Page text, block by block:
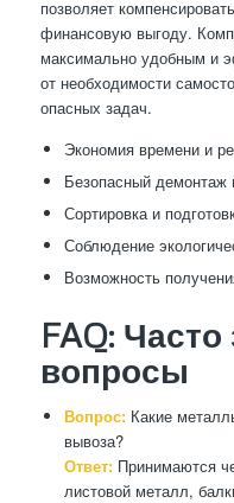
позволяет
финансовую выгоду.
максимально удобным и
от необходимости
опасных задач.
Экономия времени и
Безопасный демонтаж
Сортировка и
Соблюдение
Возможность
FAQ:
вопросы
Вопрос:Какие
вывоза?
Ответ:Принимаются
листовой металл,